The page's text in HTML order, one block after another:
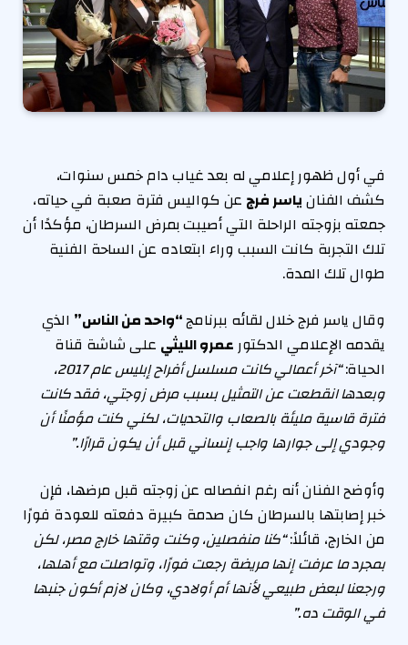
في أول ظهور إعلامي له بعد غياب دام خمس سنوات،
كشف الفنانياسر فرج عن كواليس فترة صعبة في حياته،
جمعته بزوجته الراحلة التي أصيبت بمرض السرطان، مؤكدًا أن
تلك التجربة كانت السبب وراء ابتعاده عن الساحة الفنية
طوال تلك المدة.
وقال ياسر فرج خلال لقائه ببرنامج“واحد من الناس” الذي
يقدمه الإعلامي الدكتورعمرو الليثي على شاشة قناة
الحياة:
“آخر أعمالي كانت مسلسل أفراح إبليس عام 2017،
وبعدها انقطعت عن التمثيل بسبب مرض زوجتي، فقد كانت
فترة قاسية مليئة بالصعاب والتحديات، لكني كنت مؤمنًا أن
وجودي إلى جوارها واجب إنساني قبل أن يكون قرارًا.”
وأوضح الفنان أنه رغم انفصاله عن زوجته قبل مرضها، فإن
خبر إصابتها بالسرطان كان صدمة كبيرة دفعته للعودة فورًا
من الخارج، قائلاً:“كنا منفصلين، وكنت وقتها خارج مصر، لكن
بمجرد ما عرفت إنها مريضة رجعت فورًا، وتواصلت مع أهلها،
ورجعنا لبعض طبيعي لأنها أم أولادي، وكان لازم أكون جنبها
في الوقت ده.”